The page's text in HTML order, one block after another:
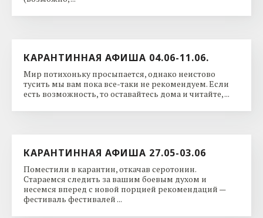
КАРАНТИННАЯ АФИША 04.06-11.06.
Мир потихоньку просыпается, однако неистово
тусить мы вам пока все-таки не рекомендуем. Если
есть возможность, то оставайтесь дома и читайте, ...
КАРАНТИННАЯ АФИША 27.05-03.06
Поместили в карантин, откачав серотонин.
Стараемся следить за вашим боевым духом и
несемся вперед с новой порцией рекомендаций —
фестиваль фестивалей ...